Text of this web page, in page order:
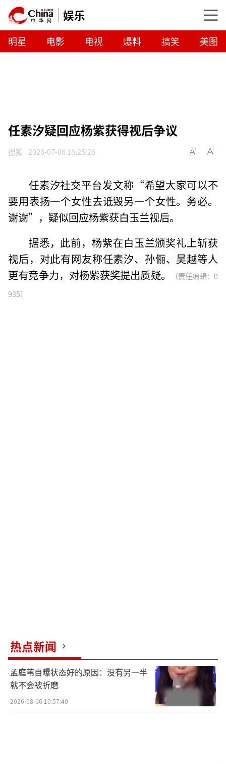
娱乐
明星 电影 电视 爆料 搞笑 美图
任素汐疑回应杨紫获得视后争议
搜狐 2026-07-06 16:25:26
任素汐社交平台发文称“希望大家可以不
要用表扬一个女性去诋毁另一个女性。务必。
谢谢”，疑似回应杨紫获白玉兰视后。
据悉，此前，杨紫在白玉兰颁奖礼上斩获
视后，对此有网友称任素汐、孙俪、吴越等人
更有竞争力，对杨紫获奖提出质疑。
（责任编辑：0
935）
热点新闻
孟庭苇自曝状态好的原因：没有另一半
就不会被折磨
2026-08-06 10:57:40